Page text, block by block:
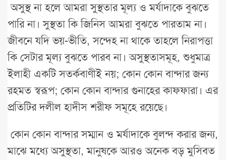
অসুস্থ না হলে আমরা সুস্থতার মূল্য ও মর্যাদাকে বুঝতে
পারি না। সুস্থতা কি জিনিস আমরা বুঝতে পারতাম না।
জীবনে যদি ভয়-ভীতি, সন্দেহ না থাকে তাহলে নিরাপত্তা
কি সেটার মূল্য বুঝতে পারব না। অসুস্থতাসমূহ, শুধুমাত্র
ইলাহী একটি সতর্কবাণীই নয়; কোন কোন বান্দার জন্য
রহমত স্বরূপ; কোন কোন বান্দার গুনাহের কাফফারা। এর
প্রতিটির দলীল হাদীস শরীফ সমূহে রয়েছে।
কোন কোন বান্দার সম্মান ও মর্যাদাকে বুলন্দ করার জন্য,
মাঝে মধ্যে অসুস্থতা, মানুষকে আরও অনেক বড় মুসিবত